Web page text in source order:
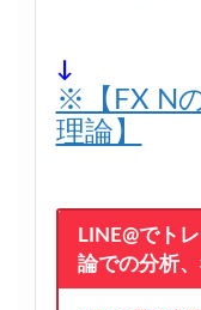
↓
※【FX N
理論】
LINE@でト
論での分析